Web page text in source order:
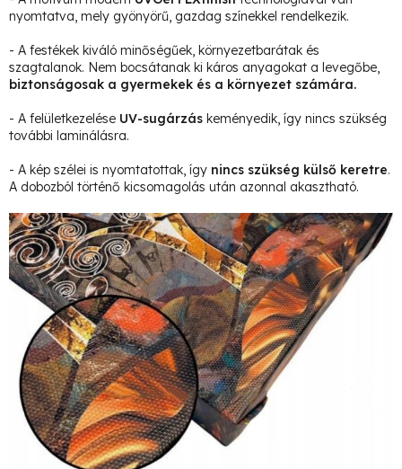
nyomtatva, mely gyönyörű, gazdag színekkel rendelkezik.
- A festékek kiváló minőségűek, környezetbarátak és
szagtalanok. Nem bocsátanak ki káros anyagokat a levegőbe,
biztonságosak a gyermekek és a környezet számára.
- A felületkezelése UV-sugárzás keményedik, így nincs szükség
további laminálásra.
- A kép szélei is nyomtatottak, így nincs szükség külső keretre.
A dobozból történő kicsomagolás után azonnal akasztható.